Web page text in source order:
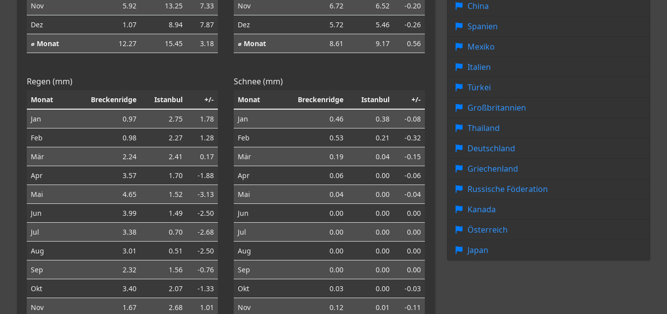
Nov
5.92 13.25
7.33
Dez
1.07 8.94
7.87
⌀ Monat
12.27 15.45 3.18
Nov
6.72 6.52
-0.20
Dez
5.72 5.46
-0.26
⌀ Monat
8.61 9.17 0.56
Regen (mm)
Monat Breckenridge Istanbul +/-
Jan 0.97 2.75
1.78
Feb
0.98 2.27
1.28
Mär
2.24 2.41
0.17
Apr
3.57 1.70
-1.88
Mai
4.65 1.52
-3.13
Jun
3.99 1.49
-2.50
Jul
3.38 0.70
-2.68
Aug
3.01 0.51
-2.50
Sep
2.32 1.56
-0.76
Okt
3.40 2.07
-1.33
Nov
1.67 2.68 1.01
Schnee (mm)
Monat Breckenridge Istanbul +/-
Jan 0.46 0.38
-0.08
Feb
0.53 0.21
-0.32
Mär
0.19 0.04
-0.15
Apr
0.06 0.00
-0.06
Mai
0.04 0.00
-0.04
Jun
0.00 0.00
0.00
Jul
0.00 0.00
0.00
Aug
0.00 0.00
0.00
Sep
0.00 0.00
0.00
Okt
0.03 0.00
-0.03
Nov
0.12 0.01 -0.11
China
Spanien
Mexiko
Italien
Türkei
Großbritannien
Thailand
Deutschland
Griechenland
Russische Föderation
Kanada
Österreich
Japan